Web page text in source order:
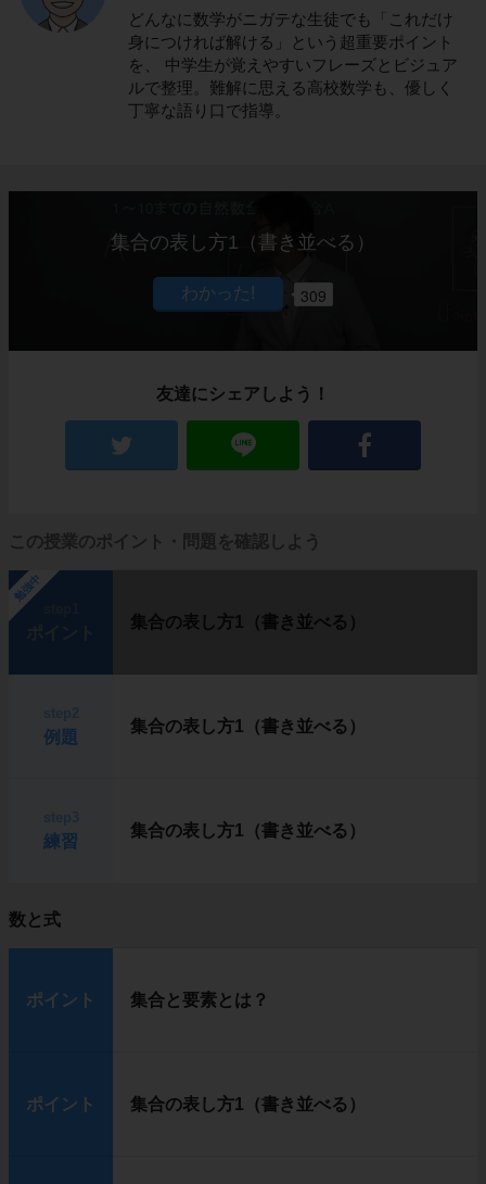
どんなに数学がニガテな生徒でも「これだけ
身につければ解ける」という超重要ポイント
を、 中学生が覚えやすいフレーズとビジュア
ルで整理。難解に思える高校数学も、優しく
丁寧な語り口で指導。
集合の表し方1（書き並べる）
309
友達にシェアしよう！
この授業のポイント・問題を確認しよう
勉強中
集合の表し方1（書き並べる）
例題
集合の表し方1（書き並べる）
練習
集合の表し方1（書き並べる）
数と式
ポイント 集合と要素とは？
ポイント 集合の表し方1（書き並べる）